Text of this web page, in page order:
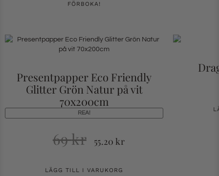
FÖRBOKA!
Presentpapper Eco Friendly
Glitter Grön Natur på vit
70x200cm
REA!
69kr 55.20kr
LÄGG TILL I VARUKORG